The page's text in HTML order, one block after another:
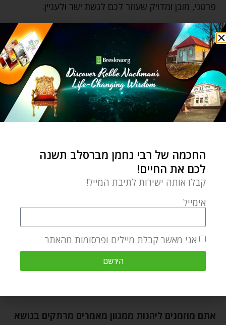
פרטני, מובן ומדויק שעוזר לכם לגשת ישר ולעניין.
הטיפ השישי –
אל תשכחו שאתם בני אדם! זאת המציאות
ואי אפשר לברוח ממנה. אתם לא מלאכים עם סוללות
בלתי נגמרות. בני אדם צריכים גם לנוח, לאפשר לגוף
שלנו להטעין את מצברי האנרגיות, למלא את מיכל הדלק
שלנו – ברוחניות ובגשמיות, כדי להמשיך לפעול ולעשות.
קבעו לעצמכם דד ליין של יום העבודה, של זמן איכות
כמו אירועים, בילוי עם חברים, שיחת נפש מחזקת וכן
הלאה. אם אנחנו רוצים להישאר חדים, ממוקדים ולפעול
הזמן.
וכמובן, אי אפשר לשכוח את הכוח של התפילה שהוא
עולה על הכל ועושה לנו את הסדר הכי טוב בחיים! יש
אתם מוזמנים ליהנות ממגוון מאמרים מרתקים בנושא
החכמה של רבי נחמן מברסלב תשנה
לכם את החיים!
קבלו אותה ישירות לתיבת המייל!
אימייל
אני מאשר קבלת מיילים ופרסומות מהאתר
הירשם